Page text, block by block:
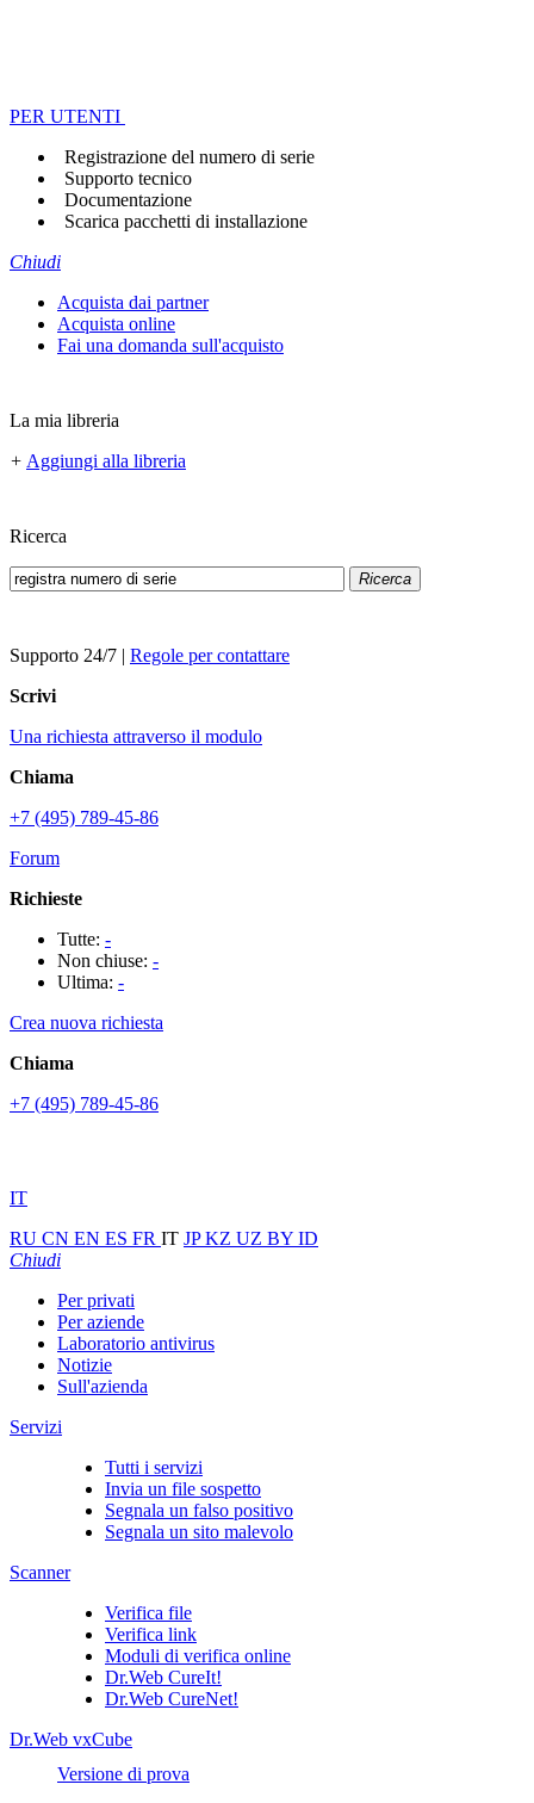
PER UTENTI
Registrazione del numero di serie
Supporto tecnico
Documentazione
Scarica pacchetti di installazione
Chiudi
Acquista dai partner
Acquista online
Fai una domanda sull'acquisto
La mia libreria
+ Aggiungi alla libreria
Ricerca
Ricerca
Supporto 24/7 | Regole per contattare
Scrivi
Una richiesta attraverso il modulo
Chiama
+7 (495) 789-45-86
Forum
Richieste
Tutte: -
Non chiuse: -
Ultima: -
Crea nuova richiesta
Chiama
+7 (495) 789-45-86
IT
RU CN EN ES FR IT JPKZ UZ BY ID
Chiudi
Per privati
Per aziende
Laboratorio antivirus
Notizie
Sull'azienda
Servizi
Tutti i servizi
Invia un file sospetto
Segnala un falso positivo
Segnala un sito malevolo
Scanner
Verifica file
Verifica link
Moduli di verifica online
Dr.Web CureIt!
Dr.Web CureNet!
Dr.Web vxCube
Versione di prova